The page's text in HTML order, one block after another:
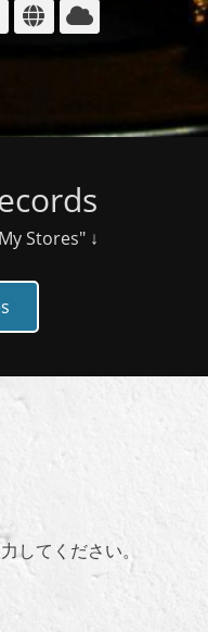
サ
イ
ク
ラ
Stores" ↓
してください。